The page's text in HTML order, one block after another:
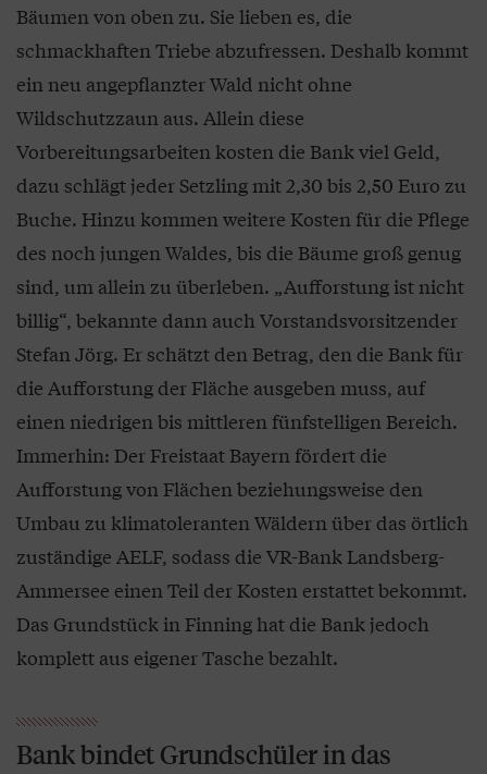
Bäumen von oben zu. Sie lieben es, die
schmackhaften Triebe abzufressen. Deshalb kommt
ein neu angepflanzter Wald nicht ohne
Wildschutzzaun aus. Allein diese
Vorbereitungsarbeiten kosten die Bank viel Geld,
dazu schlägt jeder Setzling mit 2,30 bis 2,50 Euro zu
Buche. Hinzu kommen weitere Kosten für die Pflege
des noch jungen Waldes, bis die Bäume groß genug
sind, um allein zu überleben. „Aufforstung ist nicht
billig“, bekannte dann auch Vorstandsvorsitzender
Stefan Jörg. Er schätzt den Betrag, den die Bank für
die Aufforstung der Fläche ausgeben muss, auf
einen niedrigen bis mittleren fünfstelligen Bereich.
Immerhin: Der Freistaat Bayern fördert die
Aufforstung von Flächen beziehungsweise den
Umbau zu klimatoleranten Wäldern über das örtlich
zuständige AELF, sodass die VR-Bank Landsberg-
Ammersee einen Teil der Kosten erstattet bekommt.
Das Grundstück in Finning hat die Bank jedoch
komplett aus eigener Tasche bezahlt.
Bank bindet Grundschüler in das